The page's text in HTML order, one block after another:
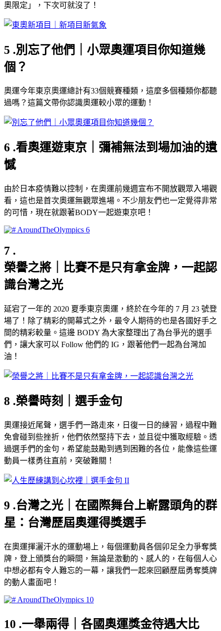
奧限定」，下次可就沒了！
5 .別忘了他們｜小眾奧運項目你知道幾
個？
奧運今年東京奧運總計有33個競賽種類，這麼多個種類你都聽
過嗎？這篇文帶你認識奧運較小眾的運動！
6 .看奧運遊東京｜彌補無法到場加油的遺
憾
由於日本疫情難以控制，在奧運前幾週宣布不開放觀眾入場觀
看，這也是首次奧運無觀眾進場。不少朋友們也一定覺得非常
的可惜，現在就跟著BODY一起遊東京吧！
7 .
榮譽之將｜比賽不是只有拿金牌，一起認
識台灣之光
延宕了一年的 2020 夏季東京奧運，終於在今年的 7 月 23 號登
場了！除了精彩的開幕式之外，最令人期待的也是各國好手之
間的精彩較量。這邊 BODY 為大家整理出了為台爭光的選手
們，讓大家可以 Follow 他們的 IG，跟著他們一起為台灣加
油！
8 .榮譽時刻｜選手金句
奧運接近尾聲，選手們一路走來，日復一日的練習，過程中難
免會碰到些挫折，他們依然堅持下去，並且從中獲取經驗。透
過選手們的金句，希望能鼓勵到遇到困難的各位，能像這些運
動員一樣勇往直前，突破難關！
9 .台灣之光｜在國際舞台上嶄露頭角的群
星：台灣歷屆奧運得獎選手
在奧運揮灑汗水的運動場上，每個運動員各個卯足全力爭奪獎
牌，登上頒獎台的瞬間，無論是激動的、感人的，在每個人心
中想必都有令人難忘的一幕，讓我們一起來回顧歷屆勇奪獎牌
的動人畫面吧！
10 .一舉兩得｜各國奧運獎金待遇大比